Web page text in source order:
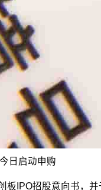
日启动申购
板IPO招股意向书，并